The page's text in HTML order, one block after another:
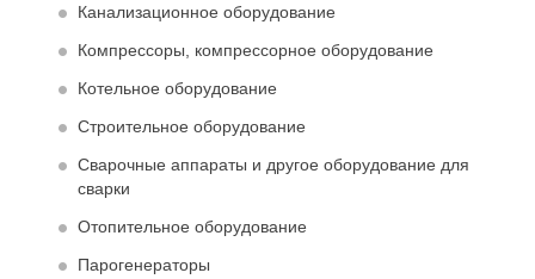
Канализационное оборудование
Компрессоры, компрессорное оборудование
Котельное оборудование
Строительное оборудование
Сварочные аппараты и другое оборудование для
сварки
Отопительное оборудование
Парогенераторы